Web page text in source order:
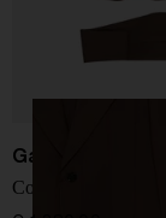
Gabriele Pasini
Completo a righe